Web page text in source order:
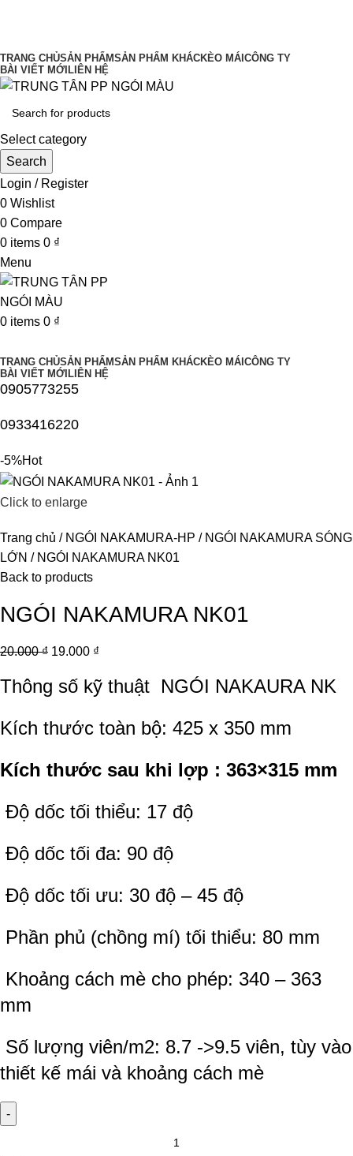
TRANG CHỦSẢN PHẨMSẢN PHẨM KHÁCKÈO MÁI CÔNG TY
BÀI VIẾT MỚI LIÊN HỆ
Select category
Search
Login / Register
0 Wishlist
0 Compare
0 items 0 ₫
Menu
0 items 0 ₫
TRANG CHỦSẢN PHẨMSẢN PHẨM KHÁCKÈO MÁI CÔNG TY
BÀI VIẾT MỚI LIÊN HỆ
0905773255
0933416220
-5%Hot
Click to enlarge
Trang chủ NGÓI NAKAMURA-HP
NGÓI NAKAMURA SÓNG
LỚN
NGÓI NAKAMURA NK01
Back to products
NGÓI NAKAMURA NK01
20.000₫ 19.000 ₫
Thông số kỹ thuật NGÓI NAKAURA NK
Kích thước toàn bộ: 425 x 350 mm
Kích thước sau khi lợp : 363×315 mm
Độ dốc tối thiểu: 17 độ
Độ dốc tối đa: 90 độ
Độ dốc tối ưu: 30 độ – 45 độ
Phần phủ (chồng mí) tối thiểu: 80 mm
Khoảng cách mè cho phép: 340 – 363
mm
Số lượng viên/m2: 8.7 ->9.5 viên, tùy vào
thiết kế mái và khoảng cách mè